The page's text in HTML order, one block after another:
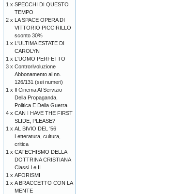
1 x SPECCHI DI QUESTO
TEMPO
2 x LA SPACE OPERA DI
VITTORIO PICCIRILLO
sconto 30%
1 x L'ULTIMA ESTATE DI
CAROLYN
1 x L'UOMO PERFETTO
3 x Controrivoluzione
Abbonamento ai nn.
126/131 (sei numeri)
1 x Il Cinema Al Servizio
Della Propaganda,
Politica E Della Guerra
4 x CAN I HAVE THE FIRST
SLIDE, PLEASE?
1 x AL BIVIO DEL '56
Letteratura, cultura,
critica
1 x CATECHISMO DELLA
DOTTRINA CRISTIANA
Classi I e II
1 x AFORISMI
1 x A BRACCETTO CON LA
MENTE